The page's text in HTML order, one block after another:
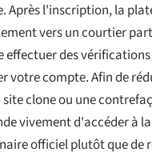
Après l'inscription, la
vers un courtier
effectuer des
votre compte. Afin de
clone ou une
vivement d'accéder à
officiel plutôt que de